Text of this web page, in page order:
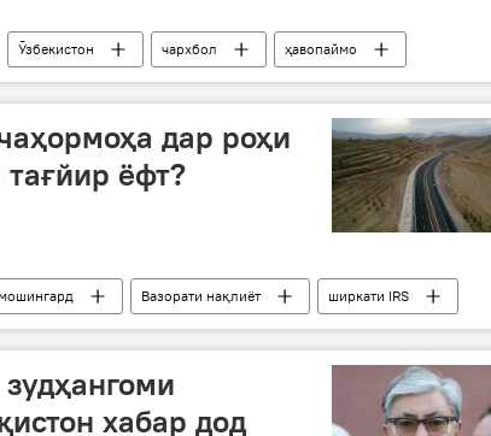
Ӯзбекистон чархбол
ҳавопаймо
Толибон
дар роҳи
ёфт?
Вазорати нақлиёт ширкати IRS
хабар дод